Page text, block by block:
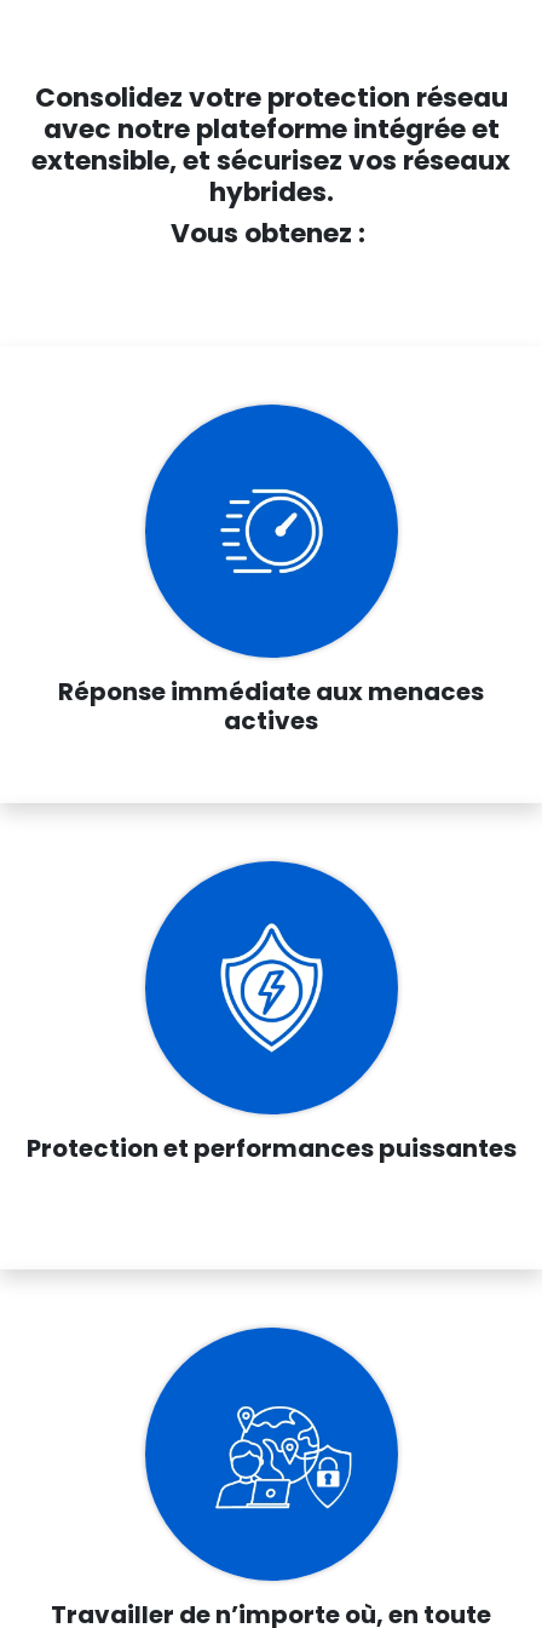
Consolidez votre protection réseau
avec notre plateforme intégrée et
extensible, et sécurisez vos réseaux
hybrides.
Vous obtenez :
Réponse immédiate aux menaces
actives
Protection et performances puissante​s
Travailler de n’importe où, en toute